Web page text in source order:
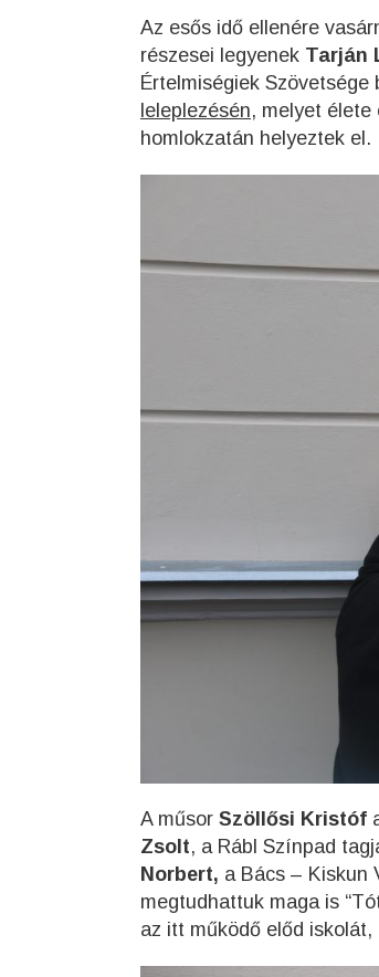
Az esős idő ellenére
részesei legyenek Tarján
Értelmiségiek
leleplezésén, melyet élete
homlokzatán helyeztek el.
A műsor Szöllősi Kristóf
Zsolt, a Rábl Színpad
Norbert, a Bács – Kiskun
megtudhattuk maga is
az itt működő előd